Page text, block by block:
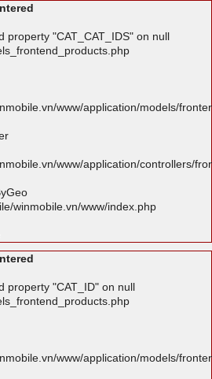
property "CAT_CAT_IDS" on null
www/application/models/
www/application/controllers/
winmobile.vn/www/index.php
property "CAT_ID" on null
www/application/models/